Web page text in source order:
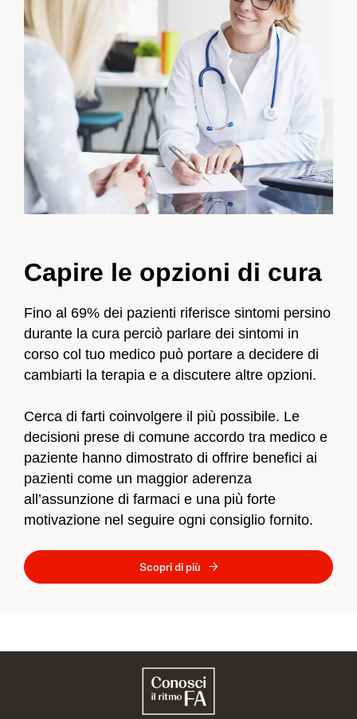
Capire le opzioni di cura
Fino al 69% dei pazienti riferisce sintomi persino
durante la cura perciò parlare dei sintomi in
corso col tuo medico può portare a decidere di
cambiarti la terapia e a discutere altre opzioni.
Cerca di farti coinvolgere il più possibile. Le
decisioni prese di comune accordo tra medico e
paziente hanno dimostrato di offrire benefici ai
pazienti come un maggior aderenza
all’assunzione di farmaci e una più forte
motivazione nel seguire ogni consiglio fornito.
Scopri di più